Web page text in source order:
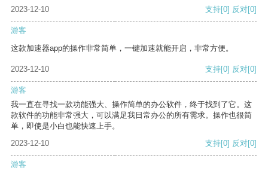
2023-12-10 支持[0] 反对[0]
游客
这款加速器app的操作非常简单，一键加速就能开启，非常方便。
2023-12-10 支持[0] 反对[0]
游客
我一直在寻找一款功能强大、操作简单的办公软件，终于找到了它。这
款软件的功能非常强大，可以满足我日常办公的所有需求。操作也很简
单，即使是小白也能快速上手。
2023-12-10
支持[0] 反对[0]
游客